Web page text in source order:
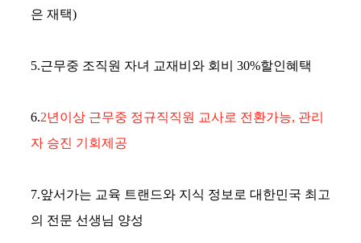
은 재택)
5.근무중 조직원 자녀 교재비와 회비 30%할인혜택
6.2년이상 근무중 정규직직원 교사로 전환가능, 관리
자 승진 기회제공
7.앞서가는 교육 트랜드와 지식 정보로 대한민국 최고
의 전문 선생님 양성